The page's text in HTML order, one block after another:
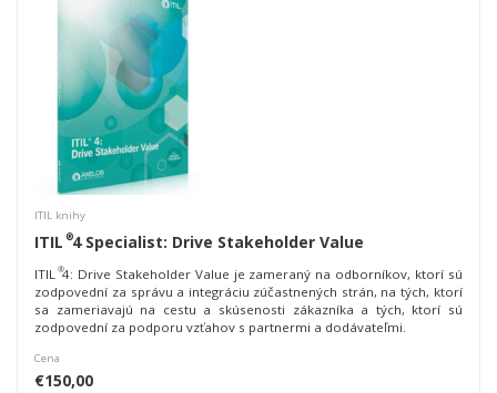
ITIL knihy
ITIL ®4 Specialist: Drive Stakeholder Value
ITIL ®4: Drive Stakeholder Value je zameraný na odborníkov, ktorí sú
zodpovední za správu a integráciu zúčastnených strán, na tých, ktorí
sa zameriavajú na cestu a skúsenosti zákazníka a tých, ktorí sú
zodpovední za podporu vzťahov s partnermi a dodávateľmi.
Cena
€150,00